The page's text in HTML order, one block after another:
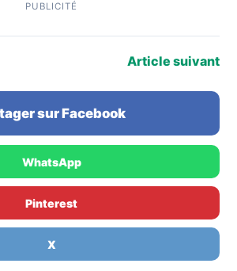
PUBLICITÉ
Article suivant
sur Facebook
WhatsApp
Pinterest
X